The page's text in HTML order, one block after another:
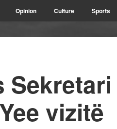
Opinion Culture Sports
Sekretari
vizitë